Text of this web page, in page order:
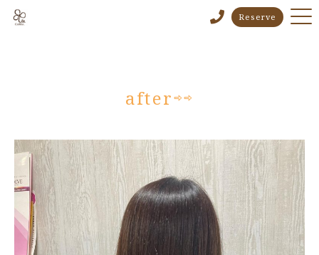
Reserve
after⇨⇨